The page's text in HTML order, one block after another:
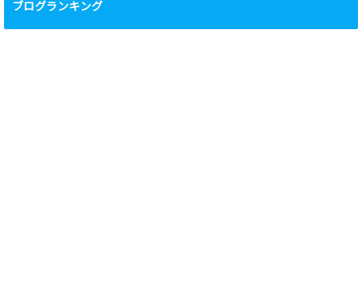
ブログランキング